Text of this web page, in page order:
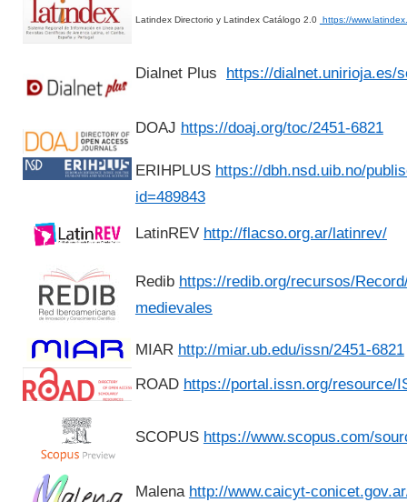
Latindex Directorio y Latindex Catálogo 2.0 https://
Dialnet Plus https://dialnet.unirioja.es/
DOAJ https://doaj.org/toc/2451-6821
ERIHPLUS https://dbh.nsd.uib.no/
id=489843
LatinREV http://flacso.org.ar/latinrev/
Redib https://redib.org/recursos/
medievales
MIAR http://miar.ub.edu/issn/2451-6821
ROAD https://portal.issn.org/resource/
SCOPUS https://www.scopus.com/
Malena http://www.caicyt-